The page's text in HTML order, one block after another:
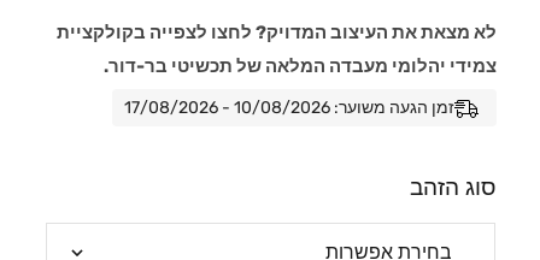
לא מצאת את העיצוב המדויק? לחצו לצפייה בקולקציית
צמידי יהלומי מעבדה המלאה של תכשיטי בר-דור.
זמן הגעה משוער: 10/08/2026 - 17/08/2026
סוג הזהב